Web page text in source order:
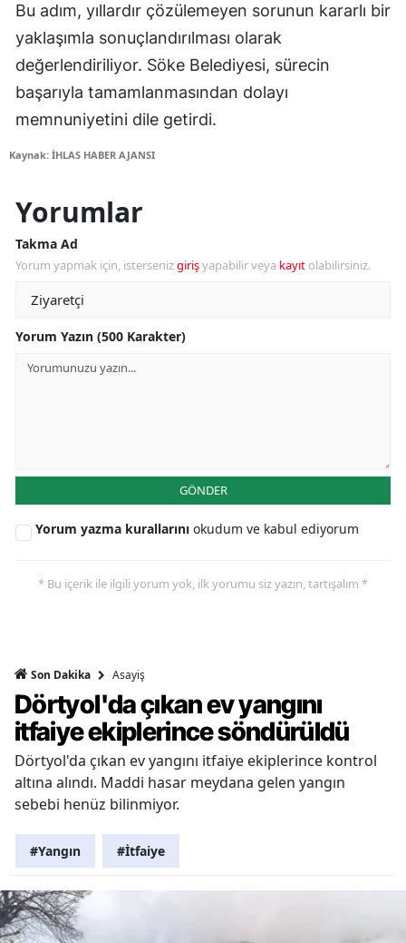
Bu adım, yıllardır çözülemeyen sorunun kararlı bir
yaklaşımla sonuçlandırılması olarak
değerlendiriliyor. Söke Belediyesi, sürecin
başarıyla tamamlanmasından dolayı
memnuniyetini dile getirdi.
Kaynak: İHLAS HABER AJANSI
Yorumlar
Takma Ad
Yorum yapmak için, istersenizgirişyapabilir veya kayıt olabilirsiniz.
Yorum Yazın (500 Karakter)
GÖNDER
Yorum yazma kurallarını okudum ve kabul ediyorum
* Bu içerik ile ilgili yorum yok, ilk yorumu siz yazın, tartışalım *
Son Dakika Asayiş
Dörtyol'da çıkan ev yangını
itfaiye ekiplerince söndürüldü
Dörtyol'da çıkan ev yangını itfaiye ekiplerince kontrol
altına alındı. Maddi hasar meydana gelen yangın
sebebi henüz bilinmiyor.
#Yangın #İtfaiye